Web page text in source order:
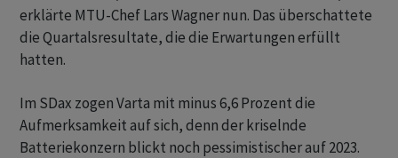
erklärte MTU-Chef Lars Wagner nun. Das überschattete
die Quartalsresultate, die die Erwartungen erfüllt
hatten.
Im SDax zogen Varta mit minus 6,6 Prozent die
Aufmerksamkeit auf sich, denn der kriselnde
Batteriekonzern blickt noch pessimistischer auf 2023.